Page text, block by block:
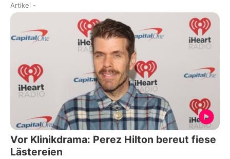
Artikel -
Vor Klinikdrama: Perez Hilton bereut fiese
Lästereien